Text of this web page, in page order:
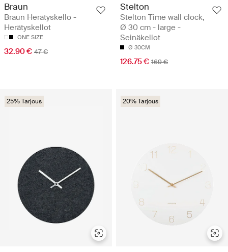
Braun
Braun Herätyskello -
Herätyskellot
ONE SIZE
32.90 € 47 €
Stelton
Stelton Time wall clock,
Ø 30 cm - large -
Seinäkellot
Ø 30CM
126.75 € 169 €
25% Tarjous 20% Tarjous